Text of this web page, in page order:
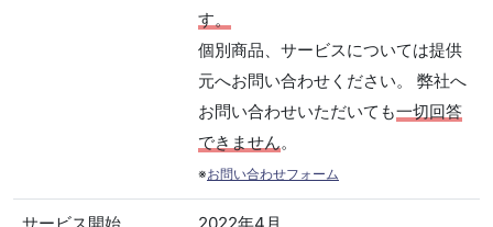
す。
個別商品、サービスについては提供
元へお問い合わせください。 弊社へ
お問い合わせいただいても一切回答
できません。
※お問い合わせフォーム
サービス開始 2022年4月